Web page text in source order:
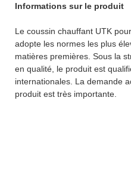
Informations sur le produit
Le coussin chauffant UTK
adopte les normes les plus
matières premières. Sous la
en qualité, le produit est
internationales. La demande
produit est très importante.